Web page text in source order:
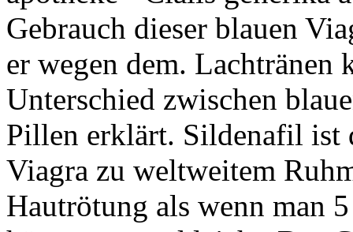
Gebrauch dieser blauen
er wegen dem. Lachtränen
Unterschied zwischen
Pillen erklärt. Sildenafil ist
Viagra zu weltweitem
Hautrötung als wenn man